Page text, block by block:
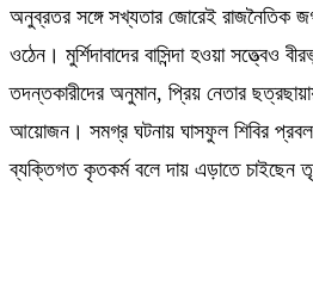
অনুব্রতর সঙ্গে সখ্যতার জোরেই রাজনৈতিক
ওঠেন। মুর্শিদাবাদের বাসিন্দা হওয়া সত্ত্বেও
তদন্তকারীদের অনুমান, প্রিয় নেতার
আয়োজন। সমগ্র ঘটনায় ঘাসফুল শিবির
ব্যক্তিগত কৃতকর্ম বলে দায় এড়াতে চাইছেন